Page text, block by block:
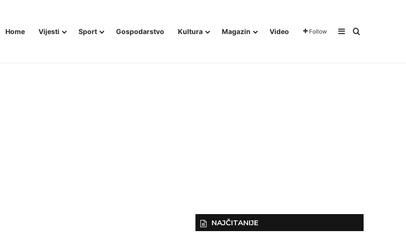
Home Vijesti Sport Gospodarstvo Kultura Magazin Video Follow Sidebar
Traži
NAJČITANIJE